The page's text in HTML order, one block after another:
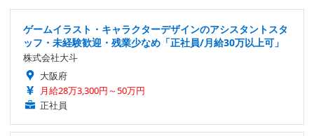
ゲームイラスト・キャラクターデザインのアシスタントスタ
ッフ・未経験歓迎・残業少なめ「正社員/月給30万以上可」
株式会社大斗
大阪府
月給28万3,300円～50万円
正社員